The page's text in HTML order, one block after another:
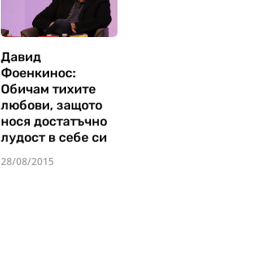
Давид
Фоенкинос:
Обичам тихите
любови, защото
нося достатъчно
лудост в себе си
28/08/2015